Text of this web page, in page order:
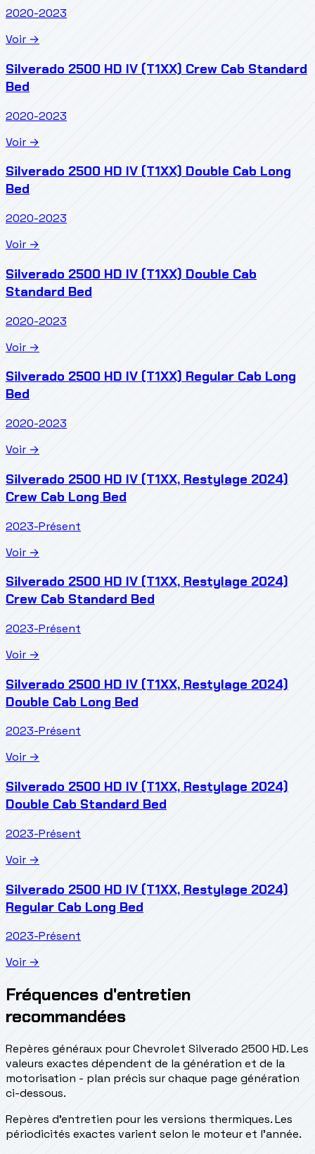
2020-2023
Voir →
Silverado 2500 HD IV (T1XX) Crew Cab Standard
Bed
2020-2023
Voir →
Silverado 2500 HD IV (T1XX) Double Cab Long
Bed
2020-2023
Voir →
Silverado 2500 HD IV (T1XX) Double Cab
Standard Bed
2020-2023
Voir →
Silverado 2500 HD IV (T1XX) Regular Cab Long
Bed
2020-2023
Voir →
Silverado 2500 HD IV (T1XX, Restylage 2024)
Crew Cab Long Bed
2023-Présent
Voir →
Silverado 2500 HD IV (T1XX, Restylage 2024)
Crew Cab Standard Bed
2023-Présent
Voir →
Silverado 2500 HD IV (T1XX, Restylage 2024)
Double Cab Long Bed
2023-Présent
Voir →
Silverado 2500 HD IV (T1XX, Restylage 2024)
Double Cab Standard Bed
2023-Présent
Voir →
Silverado 2500 HD IV (T1XX, Restylage 2024)
Regular Cab Long Bed
2023-Présent
Voir →
Fréquences d'entretien
recommandées
Repères généraux pour Chevrolet Silverado 2500 HD. Les
valeurs exactes dépendent de la génération et de la
motorisation - plan précis sur chaque page génération
ci-dessous.
Repères d’entretien pour les versions thermiques. Les
périodicités exactes varient selon le moteur et l’année.